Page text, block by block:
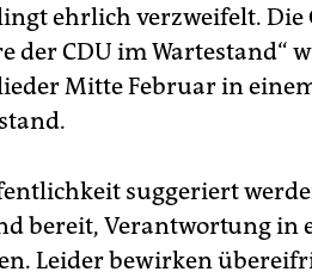
ehrlich verzweifelt.
der CDU im Wartestand“
Mitte Februar in
suggeriert
bereit, Verantwortung in
Leider bewirken